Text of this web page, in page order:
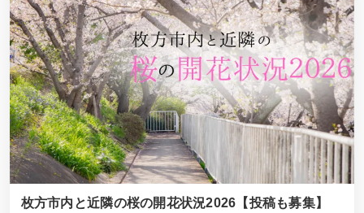
枚方市内と近隣の桜の開花状況2026【投稿も募集】